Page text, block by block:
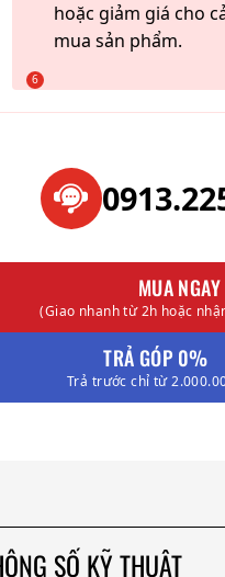
hoặc giảm giá cho
mua sản phẩm.
MUA NGAY
(Giao nhanh từ 2h hoặc
TRẢ GÓP 0%
Trả trước chỉ từ
SỐ KỸ THUẬT